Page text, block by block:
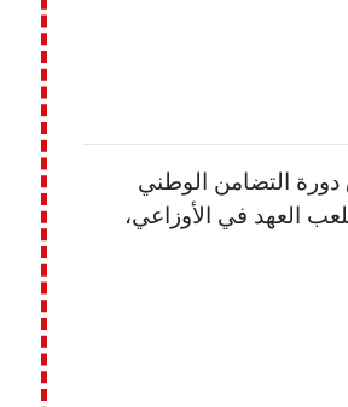
دورة التضامن الوطني
العهد في الأوزاعي،